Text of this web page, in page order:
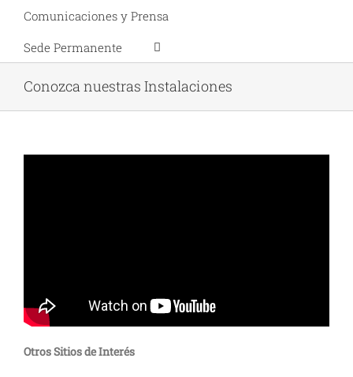
Comunicaciones y Prensa
Sede Permanente
Conozca nuestras Instalaciones
Otros Sitios de Interés